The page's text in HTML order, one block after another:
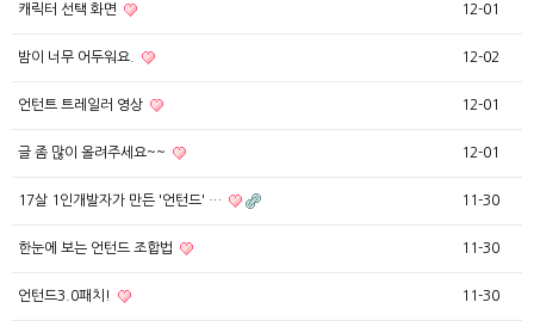
캐릭터 선택 화면 12-01
밤이 너무 어두워요. 12-02
언턴트 트레일러 영상 12-01
글 좀 많이 올려주세요~~ 12-01
17살 1인개발자가 만든 '언턴드' … 11-30
한눈에 보는 언턴드 조합법 11-30
언턴드3.0패치! 11-30